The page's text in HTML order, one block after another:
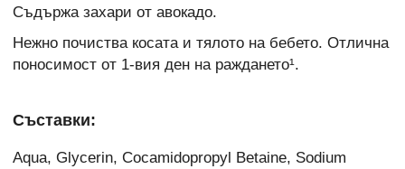
Съдържа захари от авокадо.
Нежно почиства косата и тялото на бебето. Отлична
поносимост от 1-вия ден на раждането¹.
Съставки:
Aqua, Glycerin, Cocamidopropyl Betaine, Sodium